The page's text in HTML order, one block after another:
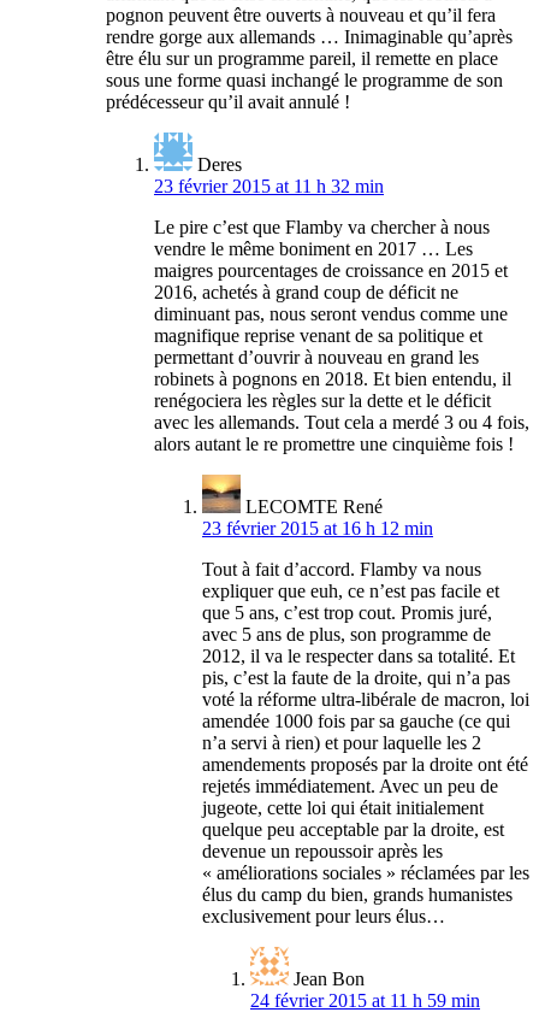
pognon peuvent être ouverts à nouveau et qu’il fera
rendre gorge aux allemands … Inimaginable qu’après
être élu sur un programme pareil, il remette en place
sous une forme quasi inchangé le programme de son
prédécesseur qu’il avait annulé !
Deres
23 février 2015 at 11 h 32 min
Le pire c’est que Flamby va chercher à nous
vendre le même boniment en 2017 … Les
maigres pourcentages de croissance en 2015 et
2016, achetés à grand coup de déficit ne
diminuant pas, nous seront vendus comme une
magnifique reprise venant de sa politique et
permettant d’ouvrir à nouveau en grand les
robinets à pognons en 2018. Et bien entendu, il
renégociera les règles sur la dette et le déficit
avec les allemands. Tout cela a merdé 3 ou 4 fois,
alors autant le re promettre une cinquième fois !
LECOMTE René
23 février 2015 at 16 h 12 min
Tout à fait d’accord. Flamby va nous
expliquer que euh, ce n’est pas facile et
que 5 ans, c’est trop cout. Promis juré,
avec 5 ans de plus, son programme de
2012, il va le respecter dans sa totalité. Et
pis, c’est la faute de la droite, qui n’a pas
voté la réforme ultra-libérale de macron, loi
amendée 1000 fois par sa gauche (ce qui
n’a servi à rien) et pour laquelle les 2
amendements proposés par la droite ont été
rejetés immédiatement. Avec un peu de
jugeote, cette loi qui était initialement
quelque peu acceptable par la droite, est
devenue un repoussoir après les
« améliorations sociales » réclamées par les
élus du camp du bien, grands humanistes
exclusivement pour leurs élus…
Jean Bon
24 février 2015 at 11 h 59 min